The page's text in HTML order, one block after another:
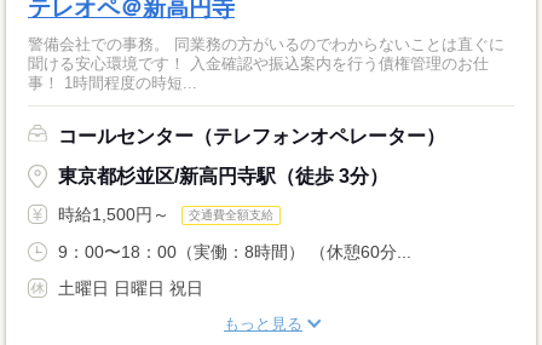
テレオペ＠新高円寺
警備会社での事務。 同業務の方がいるのでわからないことは直ぐに
聞ける安心環境です！ 入金確認や振込案内を行う債権管理のお仕
事！ 1時間程度の時短...
コールセンター（テレフォンオペレーター）
東京都杉並区/新高円寺駅（徒歩 3分）
時給1,500円～ 交通費全額支給
9：00〜18：00（実働：8時間） （休憩60分...
土曜日 日曜日 祝日
もっと見る